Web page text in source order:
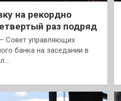
на рекордно
раз подряд
Совет управляющих
банка на заседании в